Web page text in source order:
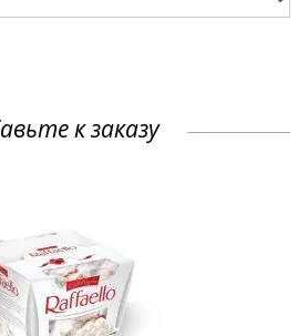
к заказу